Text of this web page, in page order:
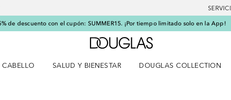
de descuento con el cupón: SUMMER15. ¡Por tiempo limitado solo en la App!
A Douglas Home
CABELLO
SALUD Y BIENESTAR
DOUGLAS COLLECTION